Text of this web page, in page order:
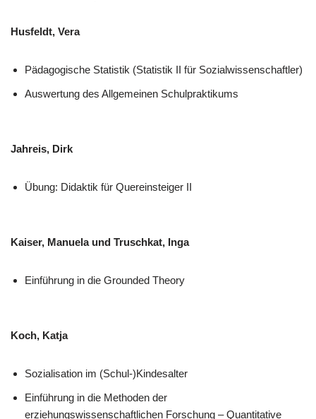
Husfeldt, Vera
Pädagogische Statistik (Statistik II für Sozialwissenschaftler)
Auswertung des Allgemeinen Schulpraktikums
Jahreis, Dirk
Übung: Didaktik für Quereinsteiger II
Kaiser, Manuela und Truschkat, Inga
Einführung in die Grounded Theory
Koch, Katja
Sozialisation im (Schul-)Kindesalter
Einführung in die Methoden der
erziehungswissenschaftlichen Forschung – Quantitative